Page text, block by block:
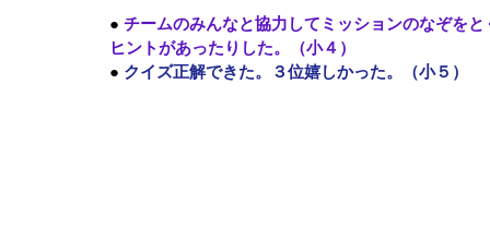
● チームのみんなと協力してミッションのなぞを
ヒントがあったりした。（小４）
● クイズ正解できた。３位嬉しかった。（小５）